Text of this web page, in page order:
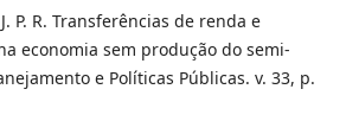
P. R. Transferências de renda e
economia sem produção do semi-
e Políticas Públicas. v. 33, p.